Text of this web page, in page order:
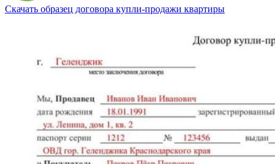
Скачать образец договора купли-продажи квартиры